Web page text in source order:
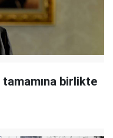
tamamına birlikte